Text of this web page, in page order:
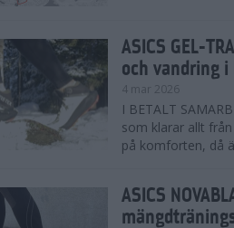
ASICS GEL-
och vandring
4 mar 2026
I BETALT
som klarar allt
på komforten, då
ASICS